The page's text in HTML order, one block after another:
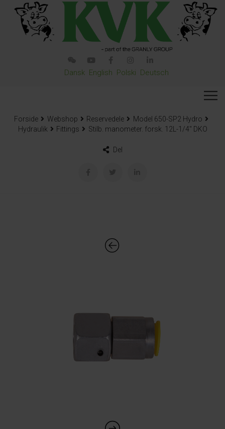
Dansk English Polski Deutsch
Forside Webshop Reservedele
Model 650-SP2 Hydro
Hydraulik
Fittings Stilb. manometer. forsk. 12L-1/4″ DKO
Del